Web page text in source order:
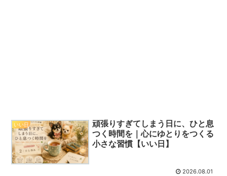
いい日
頑張りすぎてしまう日に、ひと息
つく時間を｜心にゆとりをつくる
小さな習慣【いい日】
2026.08.01